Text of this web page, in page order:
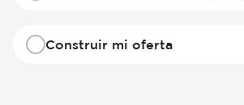
Construir mi oferta